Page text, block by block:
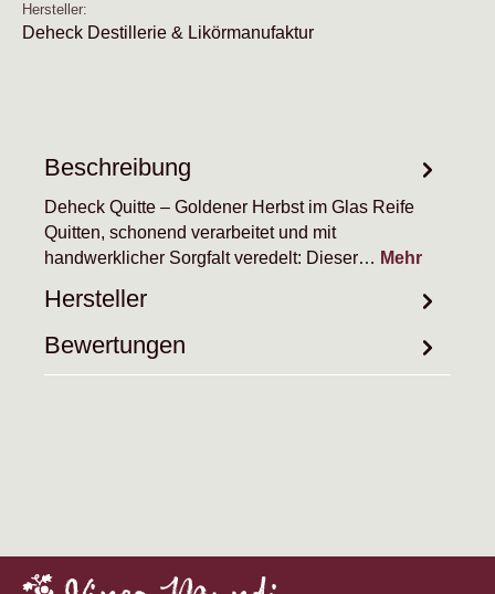
Hersteller:
Deheck Destillerie & Likörmanufaktur
Beschreibung
Deheck Quitte – Goldener Herbst im Glas Reife
Quitten, schonend verarbeitet und mit
handwerklicher Sorgfalt veredelt: Dieser… Mehr
Hersteller
Bewertungen